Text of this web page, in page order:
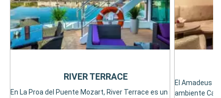
En La Proa del Puente Mozart, River Terrace es un
RIVER TERRACE
El Amadeus
ambiente